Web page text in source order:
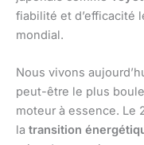
fiabilité et d’efficacité
mondial.
Nous vivons
peut-être le plus
moteur à essence. Le
la transition